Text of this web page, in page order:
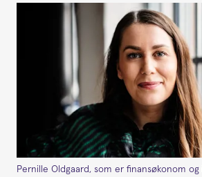
Pernille Oldgaard, som er finansøkonom